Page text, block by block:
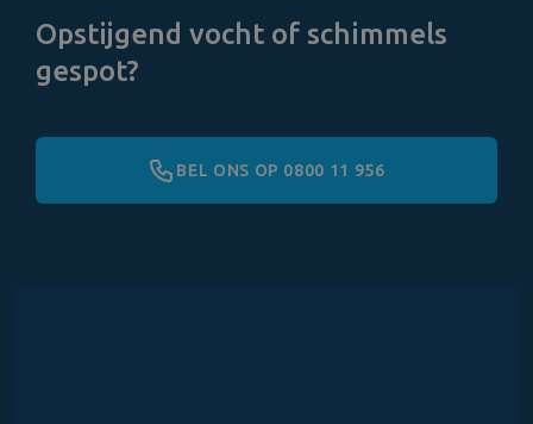
Opstijgend vocht of schimmels
gespot?
BEL ONS OP 0800 11 956